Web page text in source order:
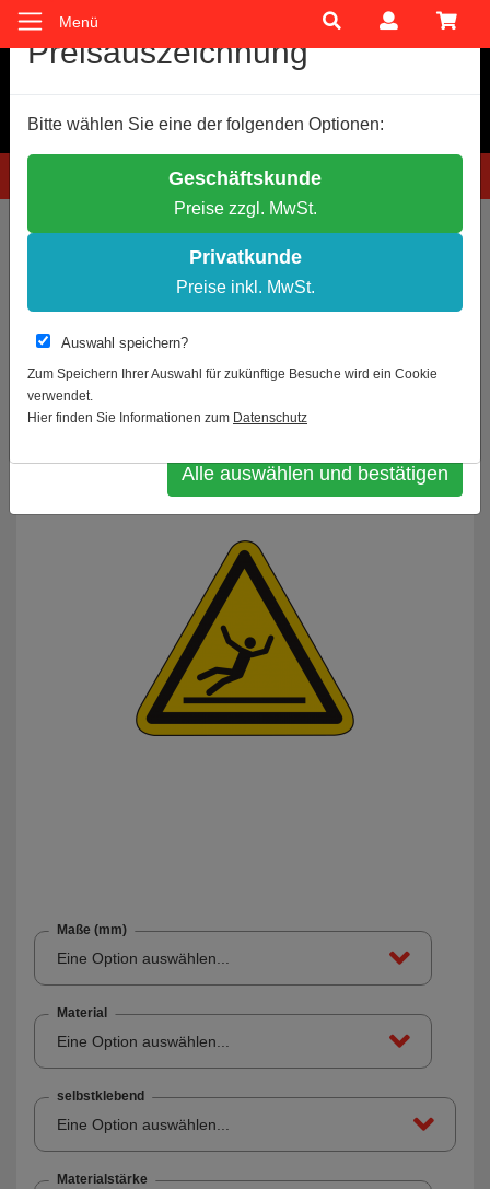
Hotline: 0781 9399888-60
Menü
Sie sind hier: Schilder- und Kennzeichnung
Warnzeichen
Zur Übersicht Artikel 2 von 30
W011 / Warnschild als Symbol
Warnung vor Rutschgefahr nach ISO
Maße (mm)
Eine Option auswählen...
Material
Eine Option auswählen...
selbstklebend
Eine Option auswählen...
Materialstärke
Cookie-Einstellungen
Wir verwenden Cookies, um Ihnen ein optimales
Einige Cookies sind technisch notwendig, andere dienen zu
anonymen Statistikzwecken.
Entscheiden Sie bitte selbst, welche Cookies Sie akzeptieren.
Notwendige Cookies erlauben
Weitere Infos
Datenschutz Impressum
Auswahl bestätigen
Alle auswählen und bestätigen
Preisauszeichnung
Bitte wählen Sie eine der folgenden Optionen:
Geschäftskunde
Preise zzgl. MwSt.
Privatkunde
Preise inkl. MwSt.
Auswahl speichern?
Zum Speichern Ihrer Auswahl für zukünftige Besuche wird ein Cookie
verwendet.
Hier finden Sie Informationen zum Datenschutz